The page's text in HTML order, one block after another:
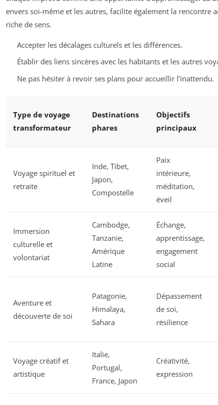
envers soi-même et les autres, facilite également la rencontre
riche de sens.
Accepter les décalages culturels et les différences.
Établir des liens sincères avec les habitants et les autres
Ne pas hésiter à revoir ses plans pour accueillir l’inattendu.
Type de voyage
transformateur
Destinations
phares
Objectifs
principaux
Voyage spirituel et
retraite
Inde, Tibet,
Japon,
Compostelle
Paix
intérieure,
méditation,
éveil
Immersion
culturelle et
volontariat
Cambodge,
Tanzanie,
Amérique
Latine
Échange,
apprentissage,
engagement
social
Aventure et
découverte de soi
Patagonie,
Himalaya,
Sahara
Dépassement
de soi,
résilience
Voyage créatif et
artistique
Italie,
Portugal,
France, Japon
Créativité,
expression